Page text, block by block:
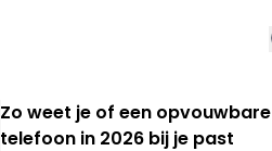
Zo weet je of een opvouwbare
telefoon in 2026 bij je past